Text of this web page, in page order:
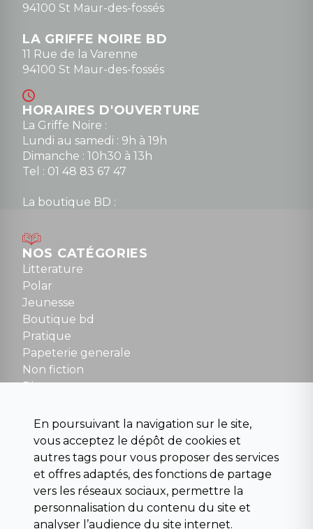
94100 St Maur-des-fossés
LA GRIFFE NOIRE BD
11 Rue de la Varenne
94100 St Maur-des-fossés
HORAIRES D'OUVERTURE
La Griffe Noire :
Lundi au samedi : 9h à 19h
Dimanche : 10h30 à 13h
Tel : 01 48 83 67 47
La boutique BD :
Mardi au samedi : 10h à 13h / 14h à 19h
Dimanche : 10h30 à 12h30
Tel : 01 48 89 13 88
Fermé le dimanche en Juillet et Août
NOUS CONTACTER
contact@la-griffe-noire.com
NOS CATÉGORIES
Litterature
Polar
Jeunesse
Boutique bd
Pratique
Papeterie generale
Non fiction
Divers
Beaux livres et art
Para scolaire
Histoire
Pochoteque
Pleiade
En poursuivant la navigation sur le site,
vous acceptez le dépôt de cookies et
autres tags pour vous proposer des services
et offres adaptés, des fonctions de partage
vers les réseaux sociaux, permettre la
personnalisation du contenu du site et
analyser l’audience du site internet.